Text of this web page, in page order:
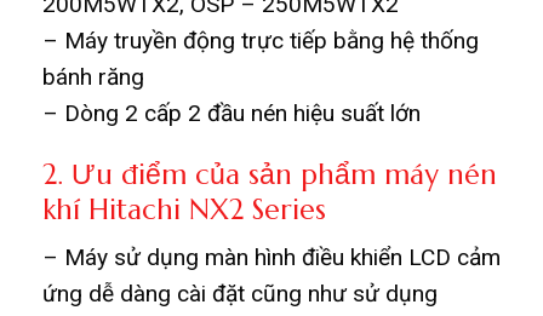
– Máy truyền động trực tiếp bằng hệ thống
bánh răng
– Dòng 2 cấp 2 đầu nén hiệu suất lớn
2. Ưu điểm của sản phẩm máy nén
khí Hitachi NX2 Series
– Máy sử dụng màn hình điều khiển LCD cảm
ứng dễ dàng cài đặt cũng như sử dụng